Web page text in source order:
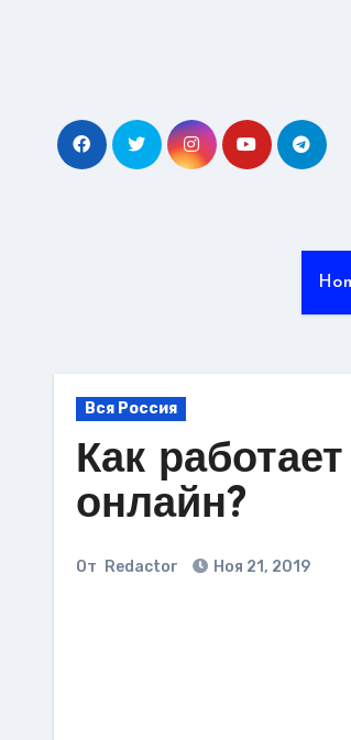
Вся Россия
Как
онлайн?
От Redactor Ноя 21, 2019